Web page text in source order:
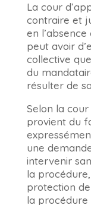
La cour
contraire et
en
peut avoir
collective
du
résulter de
Selon la
provient du
une
intervenir
la
protection
la procédure